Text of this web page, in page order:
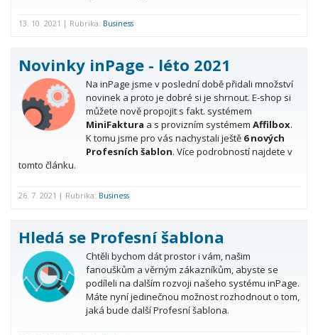
13. 10. 2021 | Rubrika: Business
Novinky inPage - léto 2021
Na inPage jsme v poslední době přidali množství
novinek a proto je dobré si je shrnout. E-shop si
můžete nově propojit s fakt. systémem
MiniFaktura a s provizním systémem Affilbox.
K tomu jsme pro vás nachystali ještě 6 nových
Profesních šablon. Více podrobností najdete v
tomto článku.
26. 7. 2021 | Rubrika: Business
Hledá se Profesní šablona
Chtěli bychom dát prostor i vám, našim
fanouškům a věrným zákazníkům, abyste se
podíleli na dalším rozvoji našeho systému inPage.
Máte nyní jedinečnou možnost rozhodnout o tom,
jaká bude další Profesní šablona.